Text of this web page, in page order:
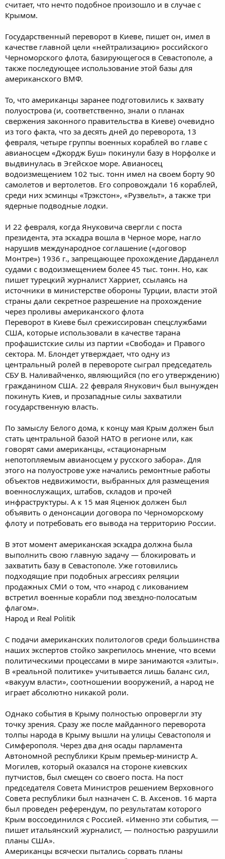
считает, что нечто подобное произошло и в случае с
Крымом.
Государственный переворот в Киеве, пишет он, имел в
качестве главной цели «нейтрализацию» российского
Черноморского флота, базирующегося в Севастополе, а
также последующее использование этой базы для
американского ВМФ.
То, что американцы заранее подготовились к захвату
полуострова (и, соответственно, знали о планах
свержения законного правительства в Киеве) очевидно
из того факта, что за десять дней до переворота, 13
февраля, четыре группы военных кораблей во главе с
авианосцем «Джордж Буш» покинули базу в Норфолке и
выдвинулась в Эгейское море. Авианосец
водоизмещением 102 тыс. тонн имел на своем борту 90
самолетов и вертолетов. Его сопровождали 16 кораблей,
среди них эсминцы «Трэкстон», «Рузвельт», а также три
ядерные подводные лодки.
И 22 февраля, когда Януковича свергли с поста
президента, эта эскадра вошла в Черное море, нагло
нарушив международное соглашение («договор
Монтре») 1936 г., запрещающее прохождение Дарданелл
судами с водоизмещением более 45 тыс. тонн. Но, как
пишет турецкий журналист Харриет, ссылаясь на
источники в министерстве обороны Турции, власти этой
страны дали секретное разрешение на прохождение
через проливы американского флота
Переворот в Киеве был срежиссирован спецслужбами
США, которые использовали в качестве тарана
профашистские силы из партии «Свобода» и Правого
сектора. М. Блондет утверждает, что одну из
центральный ролей в перевороте сыграл председатель
СБУ В. Наливайченко, являющийся (по его утверждению)
гражданином США. 22 февраля Янукович был вынужден
покинуть Киев, и прозападные силы захватили
государственную власть.
По замыслу Белого дома, к концу мая Крым должен был
стать центральной базой НАТО в регионе или, как
говорят сами американцы, «стационарным
непотопляемым авианосцем у русского забора». Для
этого на полуострове уже начались ремонтные работы
объектов недвижимости, выбранных для размещения
военнослужащих, штабов, складов и прочей
инфраструктуры. А к 15 мая Яценюк должен был
объявить о денонсации договора по Черноморскому
флоту и потребовать его вывода на территорию России.
В этот момент американская эскадра должна была
выполнить свою главную задачу — блокировать и
захватить базу в Севастополе. Уже готовились
подходящие при подобных агрессиях реляции
продажных СМИ о том, что «народ с ликованием
встретил военные корабли под звездно-полосатым
флагом».
Народ и Real Politik
С подачи американских политологов среди большинства
наших экспертов стойко закрепилось мнение, что всеми
политическими процессами в мире занимаются «элиты».
В «реальной политике» учитывается лишь баланс сил,
«вакуум власти», соотношении вооружений, а народ не
играет абсолютно никакой роли.
Однако события в Крыму полностью опровергли эту
точку зрения. Сразу же после майданного переворота
толпы народа в Крыму вышли на улицы Севастополя и
Симферополя. Через два дня осады парламента
Автономной республики Крым премьер-министр А.
Могилев, который оказался на стороне киевских
путчистов, был смещен со своего поста. На пост
председателя Совета Министров решением Верховного
Совета республики был назначен С. В. Аксенов. 16 марта
был проведен референдум, по результатам которого
Крым воссоединился с Россией. «Именно эти события, —
пишет итальянский журналист, — полностью разрушили
планы США».
Американцы всячески пытались сорвать планы